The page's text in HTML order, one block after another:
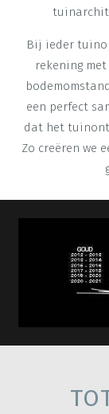
Bij ieder
rekening
een perfect
dat het
Zo creëren we